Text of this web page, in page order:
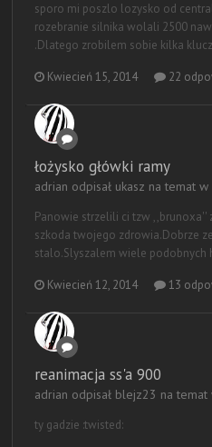
sporo mi poszlo lozysko od
rozebranie silnika wolali 2500
.Dlatego zrobilem sobie kilka
Kwiecień 15, 2014 22
łożysko główki ramy
adrian odpisał ukasz na temat w
Panowie strzelili ci tzw
szkoda twojego zdrowia.Dobrze
stalo.Slyszalem wiele podobnych
Kwiecień 12, 2014 13
reanimacja ss'a 900
adrian odpisał blejz23 na temat
ty gadzie :twisted: